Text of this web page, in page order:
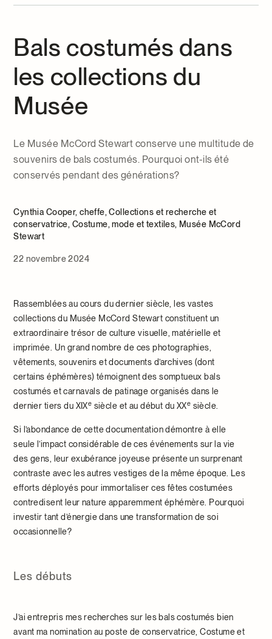
Bals costumés dans
les collections du
Musée
Le Musée McCord Stewart conserve une multitude de
souvenirs de bals costumés. Pourquoi ont-ils été
conservés pendant des générations?
Cynthia Cooper, cheffe, Collections et recherche et
conservatrice, Costume, mode et textiles, Musée McCord
Stewart
22 novembre 2024
Rassemblées au cours du dernier siècle, les vastes
collections du Musée McCord Stewart constituent un
extraordinaire trésor de culture visuelle, matérielle et
imprimée. Un grand nombre de ces photographies,
vêtements, souvenirs et documents d’archives (dont
certains éphémères) témoignent des somptueux bals
costumés et carnavals de patinage organisés dans le
dernier tiers du XIXe siècle et au début du XXe siècle.
Si l’abondance de cette documentation démontre à elle
seule l’impact considérable de ces événements sur la vie
des gens, leur exubérance joyeuse présente un surprenant
contraste avec les autres vestiges de la même époque. Les
efforts déployés pour immortaliser ces fêtes costumées
contredisent leur nature apparemment éphémère. Pourquoi
investir tant d’énergie dans une transformation de soi
occasionnelle?
Les débuts
J’ai entrepris mes recherches sur les bals costumés bien
avant ma nomination au poste de conservatrice, Costume et